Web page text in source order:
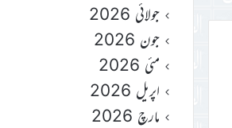
جولائی 2026
جون 2026
مئی 2026
اپریل 2026
مارچ 2026